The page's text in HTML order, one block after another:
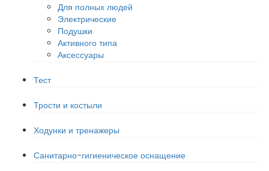
Для полных людей
Электрические
Подушки
Активного типа
Аксессуары
Тест
Трости и костыли
Ходунки и тренажеры
Санитарно-гигиеническое оснащение